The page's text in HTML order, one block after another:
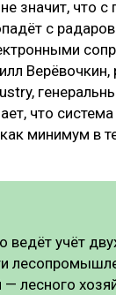
значит, что
с
Верёвочкин,
что
минимум в
ведёт учёт
— лесного